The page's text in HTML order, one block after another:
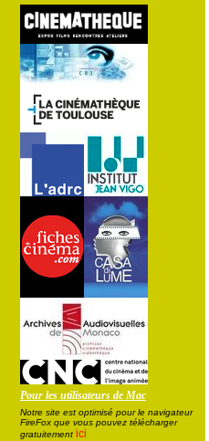
Pour les utilisateurs de Mac
Notre site est optimisé pour le navigateur
FireFox que vous pouvez télécharger
gratuitement ici